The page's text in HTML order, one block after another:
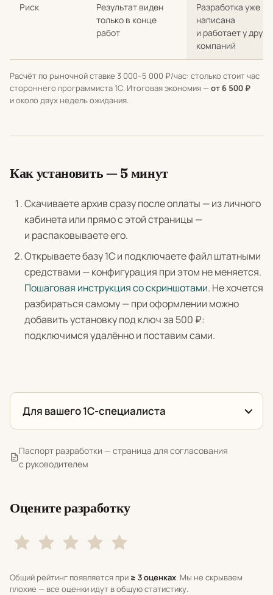
Риск
Результат виден
только в конце
работ
Разработка уже
написана
и работает у
компаний
Расчёт по рыночной ставке 3 000–5 000 ₽/час: столько стоит час
стороннего программиста 1С. Итоговая экономия —от 6 500 ₽
и около двух недель ожидания.
Как установить — 5 минут
Скачиваете архив сразу после оплаты — из личного
кабинета или прямо с этой страницы —
и распаковываете его.
Открываете базу 1С и подключаете файл штатными
средствами — конфигурация при этом не меняется.
Пошаговая инструкция со скриншотами. Не хочется
разбираться самому — при оформлении можно
добавить установку под ключ за 500 ₽:
подключимся удалённо и поставим сами.
Для вашего 1С-специалиста
Паспорт разработки — страница для согласования
с руководителем
Оцените разработку
Общий рейтинг появляется при ≥ 3 оценках. Мы не скрываем
плохие — все оценки идут в общую статистику.